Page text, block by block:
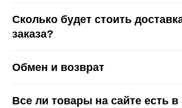
Сколько будет стоить
заказа?
Обмен и возврат
Все ли товары на сайте есть в